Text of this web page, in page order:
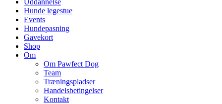
Uddannelse
Hunde legestue
Events
Hundepasning
Gavekort
Shop
Om
Om Pawfect Dog
Team
Træningspladser
Handelsbetingelser
Kontakt